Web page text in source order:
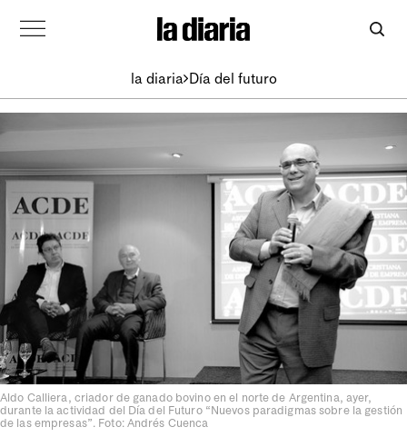
la diaria Día del futuro
Aldo Calliera, criador de ganado bovino en el norte de Argentina, ayer,
durante la actividad del Día del Futuro “Nuevos paradigmas sobre la gestión
de las empresas”. Foto: Andrés Cuenca